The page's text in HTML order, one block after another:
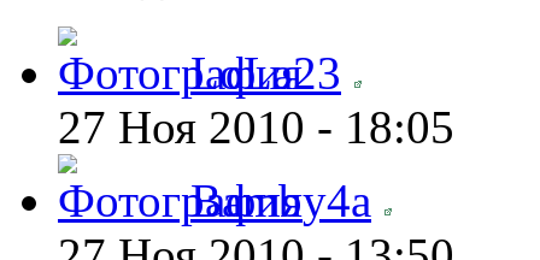
LoLa23
27 Ноя 2010 - 18:05
Bamby4a